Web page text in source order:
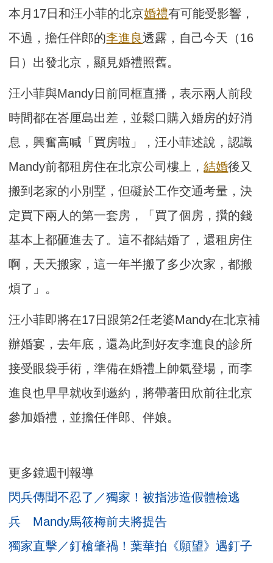
本月17日和汪小菲的北京婚禮有可能受影響，
不過，擔任伴郎的李進良透露，自己今天（16
日）出發北京，顯見婚禮照舊。
汪小菲與Mandy日前同框直播，表示兩人前段
時間都在峇厘島出差，並鬆口購入婚房的好消
息，興奮高喊「買房啦」，汪小菲述說，認識
Mandy前都租房住在北京公司樓上，結婚後又
搬到老家的小別墅，但礙於工作交通考量，決
定買下兩人的第一套房，「買了個房，攢的錢
基本上都砸進去了。這不都結婚了，還租房住
啊，天天搬家，這一年半搬了多少次家，都搬
煩了」。
汪小菲即將在17日跟第2任老婆Mandy在北京補
辦婚宴，去年底，還為此到好友李進良的診所
接受眼袋手術，準備在婚禮上帥氣登場，而李
進良也早早就收到邀約，將帶著田欣前往北京
參加婚禮，並擔任伴郎、伴娘。
更多鏡週刊報導
閃兵傳聞不忍了／獨家！被指涉造假體檢逃
兵 Mandy馬筱梅前夫將提告
獨家直擊／釘槍肇禍！葉華拍《願望》遇釘子